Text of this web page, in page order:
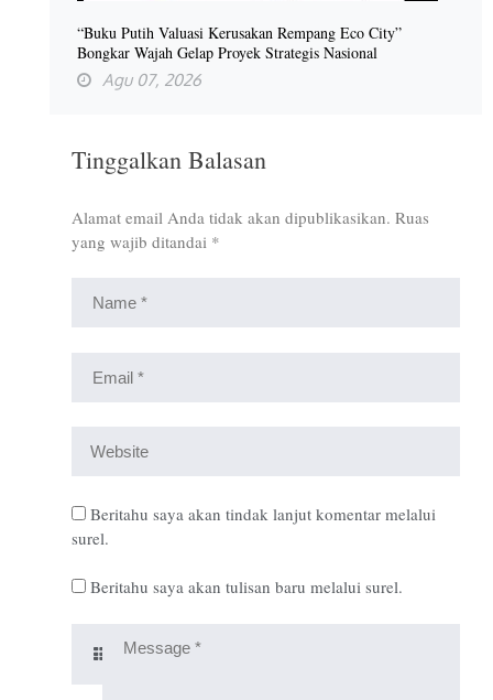
“Buku Putih Valuasi Kerusakan Rempang Eco City”
Bongkar Wajah Gelap Proyek Strategis Nasional
Agu 07, 2026
Tinggalkan Balasan
Alamat email Anda tidak akan dipublikasikan. Ruas
yang wajib ditandai *
Beritahu saya akan tindak lanjut komentar melalui
surel.
Beritahu saya akan tulisan baru melalui surel.